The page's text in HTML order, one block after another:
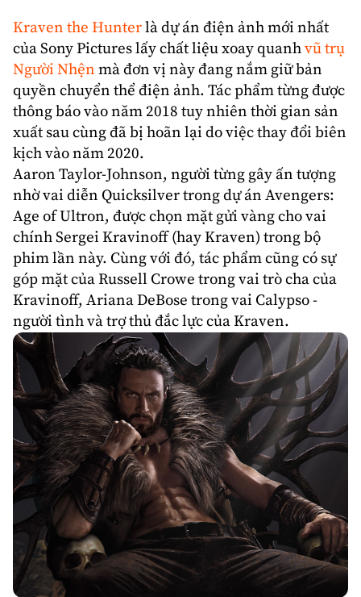
Kraven the Hunterlà dự án điện ảnh mới nhất
củaSony Pictureslấy chất liệu xoay quanhvũ trụ
Người Nhện mà đơn vị này đang nắm giữ bản
quyền chuyển thể điện ảnh. Tác phẩm từng được
thông báo vào năm 2018 tuy nhiên thời gian sản
xuất sau cùng đã bị hoãn lại do việc thay đổi biên
kịch vào năm 2020.
Aaron Taylor-Johnson, người từng gây ấn tượng
nhờ vai diễn Quicksilver trong dự án Avengers:
Age of Ultron, được chọn mặt gửi vàng cho vai
chính Sergei Kravinoff (hay Kraven) trong bộ
phim lần này. Cùng với đó, tác phẩm cũng có sự
góp mặt củaRussell Crowe trong vai trò cha của
Kravinoff, Ariana DeBose trong vai Calypso -
người tình và trợ thủ đắc lực của Kraven.